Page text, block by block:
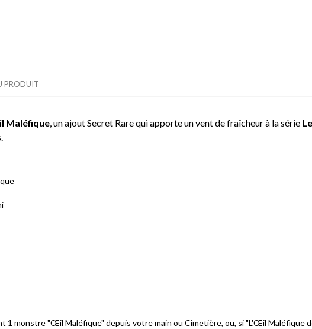
PRODUIT
Maléfique, un ajout Secret Rare qui apporte un vent de fraîcheur à la série
1 monstre "Œil Maléfique" depuis votre main ou Cimetière, ou, si "L'Œil Maléfique